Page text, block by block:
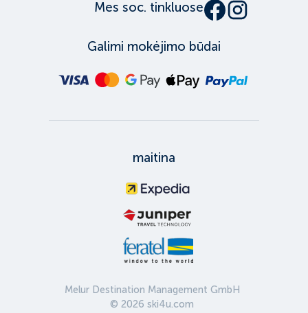
Mes soc. tinkluose
Galimi mokėjimo būdai
Melur Destination Management GmbH
© 2026 ski4u.com
maitina